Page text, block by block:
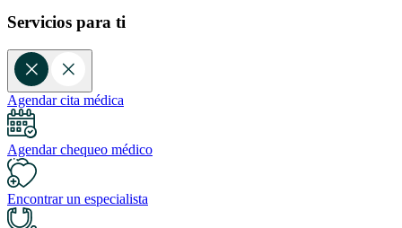
Servicios para ti
Agendar cita médica
Agendar chequeo médico
Encontrar un especialista